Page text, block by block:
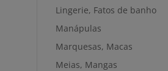
Lingerie, Fatos de banho
Manápulas
Marquesas, Macas
Meias, Mangas